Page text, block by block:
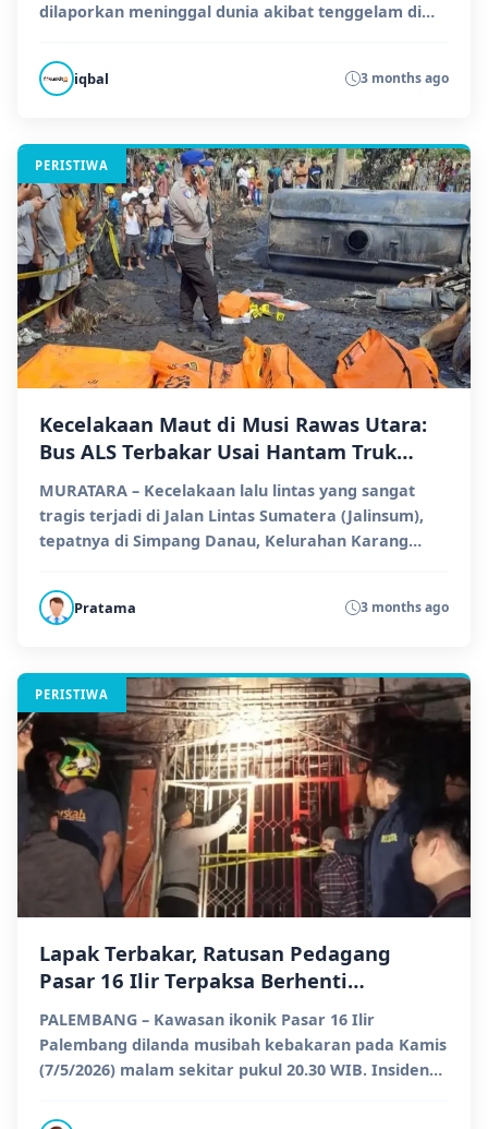
dilaporkan meninggal dunia akibat tenggelam di
iqbal 3 months ago
PERISTIWA
Kecelakaan Maut di Musi Rawas Utara:
Bus ALS Terbakar Usai Hantam Truk
BBM, Belasan Nyawa Melayang
MURATARA – Kecelakaan lalu lintas yang sangat
tragis terjadi di Jalan Lintas Sumatera (Jalinsum),
tepatnya di Simpang Danau, Kelurahan Karang
Pratama 3 months ago
PERISTIWA
Lapak Terbakar, Ratusan Pedagang
Pasar 16 Ilir Terpaksa Berhenti
Berjualan Sementara
PALEMBANG – Kawasan ikonik Pasar 16 Ilir
Palembang dilanda musibah kebakaran pada Kamis
(7/5/2026) malam sekitar pukul 20.30 WIB. Insiden